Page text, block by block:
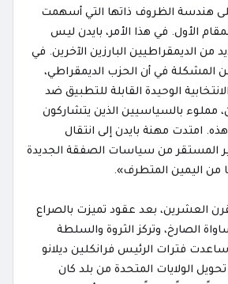
هندسة الظروف ذاتها التي أسهمت
الأول. في هذا الأمر، بايدن ليس
من الديمقراطيين البارزين الآخرين. في
المشكلة في أن الحزب الديمقراطي،
الوحيدة القابلة للتطبيق ضد
مملوء بالسياسيين الذين يتشاركون
امتدت مهنة بايدن إلى انتقال
المستقر من سياسات الصفقة الجديدة
من اليمين المتطرف».
العشرين، بعد عقود تميزت بالصراع
الصارخ، وتركز الثروة والسلطة
ساعدت فترات الرئيس فرانكلين ديلانو
الولايات المتحدة من بلد كان